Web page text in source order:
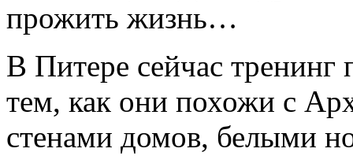
прожить жизнь…
В Питере сейчас
тем, как они похожи с
стенами домов, белыми